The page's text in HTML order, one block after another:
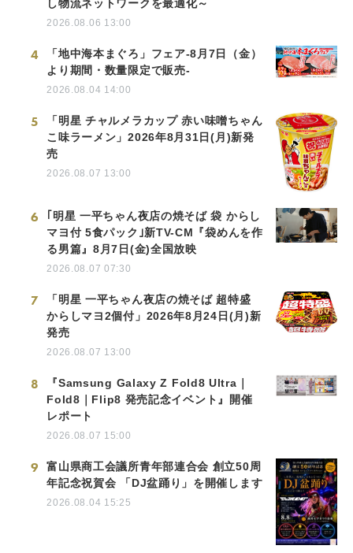
し物流ネットワークを最適化～
2026.08.06 13:00
4
「地中海本まぐろ」フェア-8月7日（金）
より期間・数量限定で販売-
2026.08.04 14:00
5
「明星 チャルメラカップ 赤い味噌ちゃん
こ味ラーメン」2026年8月31日(月)新発
売
2026.08.07 13:00
6
｢明星 一平ちゃん夜店の焼そば 袋 からし
マヨ付 5食パック｣新TV-CM『袋めんを作
る男篇』8月7日(金)全国放映
2026.08.07 07:30
7
「明星 一平ちゃん夜店の焼そば 超特盛
からしマヨ2個付」2026年8月24日(月)新
発売
2026.08.07 13:00
8
『Samsung Galaxy Z Fold8 Ultra｜
Fold8｜Flip8 発売記念イベント』開催
レポート
2026.08.07 15:00
9
富山県商工会議所青年部連合会 創立50周
年記念祝賀会 「DJ盆踊り」を開催します
2026.08.04 15:25